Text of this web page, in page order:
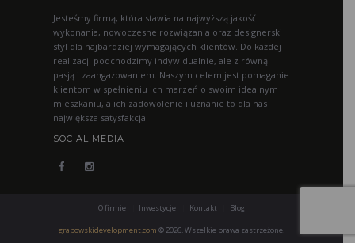
Jesteśmy firmą, która stawia na najwyższą jakość
wykonania, nowoczesne rozwiązania oraz designerski
styl dla najbardziej wymagających klientów. Do każdej
realizacji podchodzimy indywidualnie, ale z równą
pasją i zaangażowaniem. Naszym celem jest pomaganie
klientom w spełnieniu ich marzeń o swoim idealnym
mieszkaniu, a ich zadowolenie i uznanie to dla nas
największa satysfakcja.
SOCIAL MEDIA
O firmie Inwestycje Kontakt Blog
grabowskidevelopment.com © 2026. Wszelkie prawa zastrzeżone.